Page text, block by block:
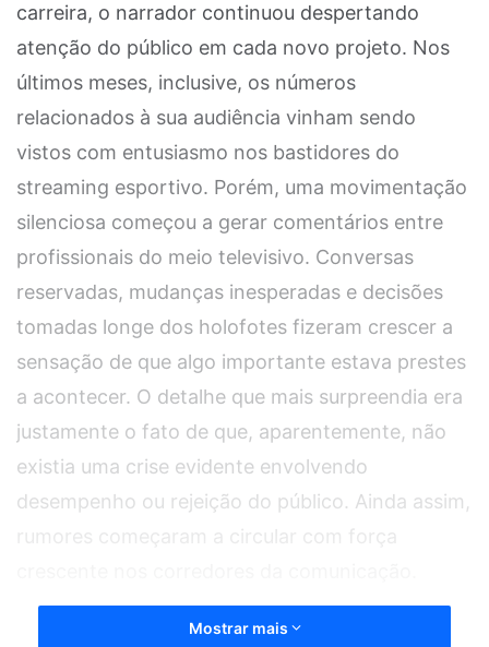
carreira, o narrador continuou despertando
atenção do público em cada novo projeto. Nos
últimos meses, inclusive, os números
relacionados à sua audiência vinham sendo
vistos com entusiasmo nos bastidores do
streaming esportivo. Porém, uma movimentação
silenciosa começou a gerar comentários entre
profissionais do meio televisivo. Conversas
reservadas, mudanças inesperadas e decisões
tomadas longe dos holofotes fizeram crescer a
sensação de que algo importante estava prestes
a acontecer. O detalhe que mais surpreendia era
justamente o fato de que, aparentemente, não
existia uma crise evidente envolvendo
desempenho ou rejeição do público. Ainda assim,
rumores começaram a circular com força
Nos bastidores, profissionais ligados ao mercado
Mostrar mais